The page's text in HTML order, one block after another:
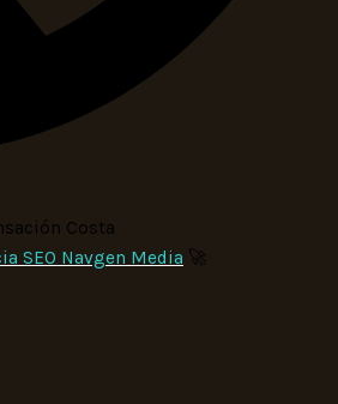
Costa
SEO Navgen Media 🚀